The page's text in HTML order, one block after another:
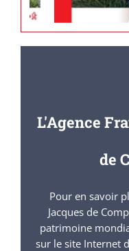
L'Agence
de
Pour en savoir
Jacques de
patrimoine
sur le site Internet